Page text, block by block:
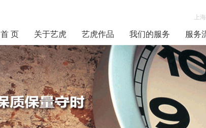
上
首 页 关于艺虎 艺虎作品 我们的服务 服务